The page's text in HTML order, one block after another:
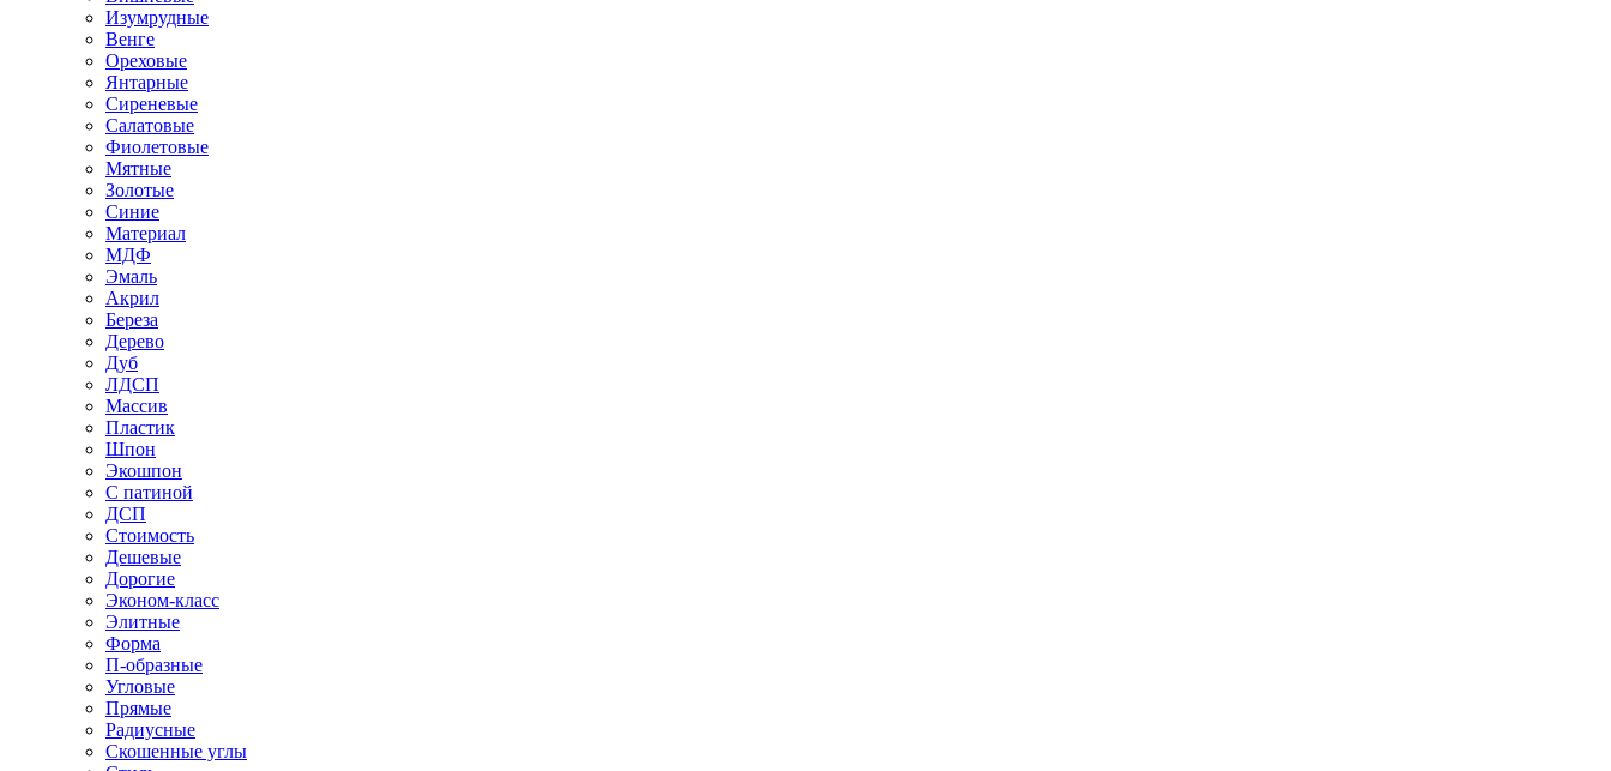
Изумрудные
Венге
Ореховые
Янтарные
Сиреневые
Салатовые
Фиолетовые
Мятные
Золотые
Синие
Материал
МДФ
Эмаль
Акрил
Береза
Дерево
Дуб
ЛДСП
Массив
Пластик
Шпон
Экошпон
С патиной
ДСП
Стоимость
Дешевые
Дорогие
Эконом-класс
Элитные
Форма
П-образные
Угловые
Прямые
Радиусные
Скошенные углы